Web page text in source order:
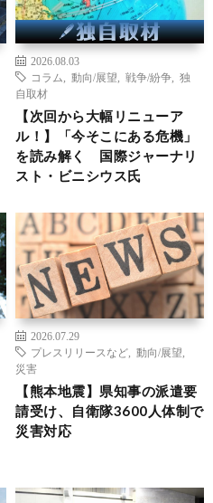
2026.08.03
コラム
動向/展望 戦争/紛争
独
自取材
【次回から大幅リニューア
ル！】「今そこにある危機」
を読み解く 国際ジャーナリ
スト・ビニシウス氏
2026.07.29
プレスリリースなど
動向/展望
災害
【熊本地震】県知事の派遣要
請受け、自衛隊3600人体制で
災害対応